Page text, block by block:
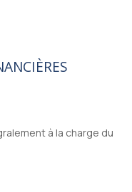
6.44 m²
à la charge du